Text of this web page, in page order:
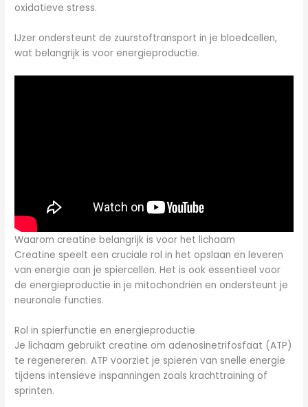
oxidatieve stress.
IJzer ondersteunt de zuurstoftransport in je bloedcellen,
wat belangrijk is voor energieproductie.
Waarom creatine belangrijk is voor het lichaam
Creatine speelt een cruciale rol in het opslaan en leveren
van energie aan je spiercellen. Het is ook essentieel voor
de energieproductie in je mitochondriën en ondersteunt je
neuronale functies.
Rol in spierfunctie en energieproductie
Je lichaam gebruikt creatine om adenosinetrifosfaat (ATP)
te regenereren. ATP voorziet je spieren van snelle energie
tijdens intensieve inspanningen zoals krachttraining of
sprinten.